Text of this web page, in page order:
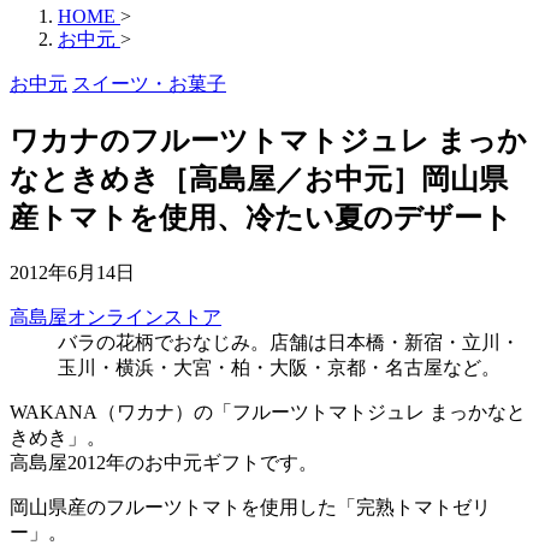
HOME >
お中元 >
お中元 スイーツ・お菓子
ワカナのフルーツトマトジュレ まっか
なときめき［高島屋／お中元］岡山県
産トマトを使用、冷たい夏のデザート
2012年6月14日
高島屋オンラインストア
バラの花柄でおなじみ。店舗は日本橋・新宿・立川・
玉川・横浜・大宮・柏・大阪・京都・名古屋など。
WAKANA（ワカナ）の「フルーツトマトジュレ まっかなと
きめき」。
高島屋2012年のお中元ギフトです。
岡山県産のフルーツトマトを使用した「完熟トマトゼリ
ー」。